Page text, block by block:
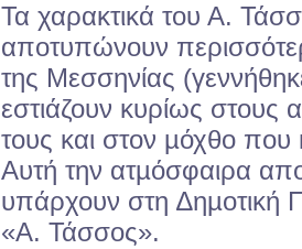
Τα χαρακτικά του Α.
αποτυπώνουν
της Μεσσηνίας
εστιάζουν κυρίως στους
τους και στον µόχθο που
Αυτή την ατµόσφαιρα
υπάρχουν στη ∆ηµοτική
«Α. Τάσσος».